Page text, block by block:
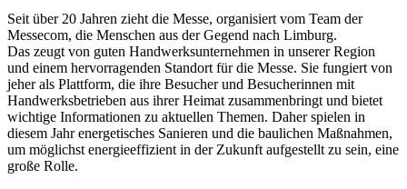
Seit über 20 Jahren zieht die Messe, organisiert vom Team der
Messecom, die Menschen aus der Gegend nach Limburg.
Das zeugt von guten Handwerksunternehmen in unserer Region
und einem hervorragenden Standort für die Messe. Sie fungiert von
jeher als Plattform, die ihre Besucher und Besucherinnen mit
Handwerksbetrieben aus ihrer Heimat zusammenbringt und bietet
wichtige Informationen zu aktuellen Themen. Daher spielen in
diesem Jahr energetisches Sanieren und die baulichen Maßnahmen,
um möglichst energieeffizient in der Zukunft aufgestellt zu sein, eine
große Rolle.